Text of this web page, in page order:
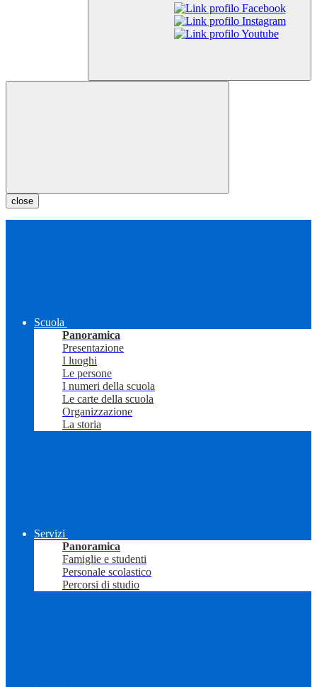
close
Scuola
Panoramica
Presentazione
I luoghi
Le persone
I numeri della scuola
Le carte della scuola
Organizzazione
La storia
Servizi
Panoramica
Famiglie e studenti
Personale scolastico
Percorsi di studio